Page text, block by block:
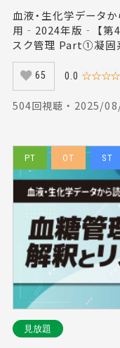
血液・生化学データ
用‐2024年版‐ 【第4
スク管理 Part①凝固
65 0.0
504回視聴 ・ 2025/
PT OT ST
見放題